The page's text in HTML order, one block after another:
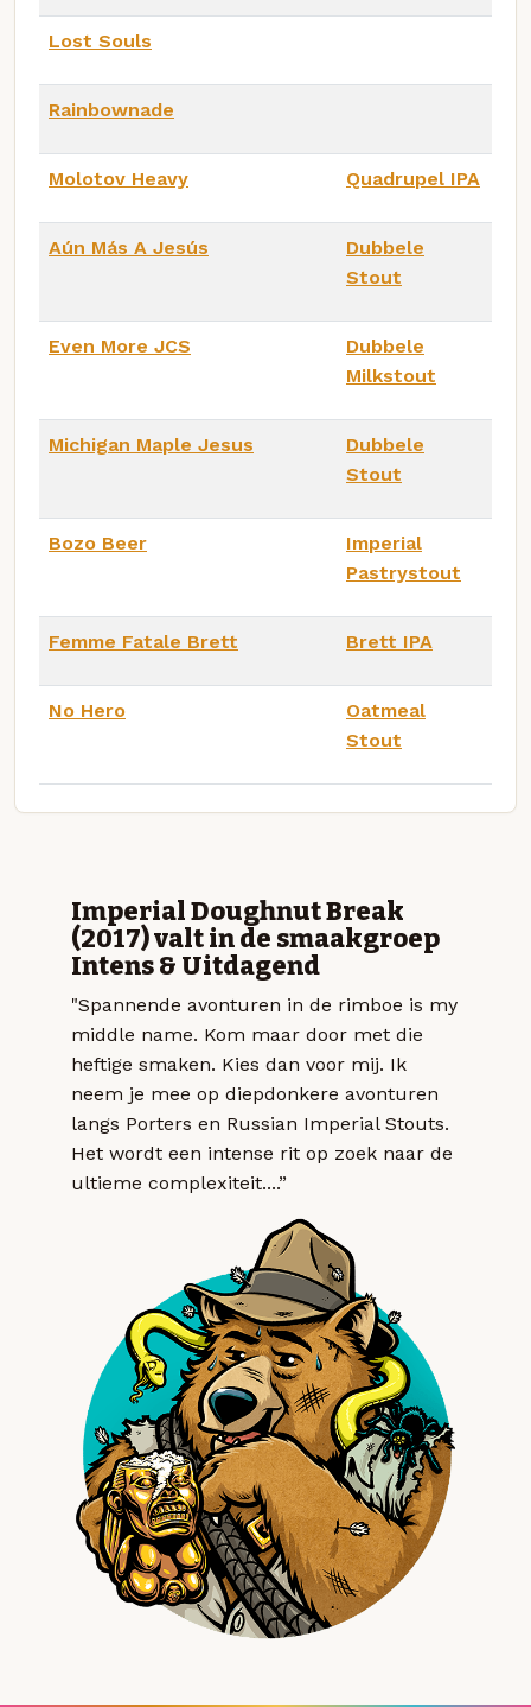
Lost Souls
Rainbownade
Molotov Heavy Quadrupel IPA
Aún Más A Jesús
Dubbele
Stout
Even More JCS
Dubbele
Milkstout
Michigan Maple Jesus
Dubbele
Stout
Bozo Beer
Imperial
Pastrystout
Femme Fatale Brett Brett IPA
No Hero
Oatmeal
Stout
Imperial Doughnut Break
(2017) valt in de smaakgroep
Intens & Uitdagend
"Spannende avonturen in de rimboe is my
middle name. Kom maar door met die
heftige smaken. Kies dan voor mij. Ik
neem je mee op diepdonkere avonturen
langs Porters en Russian Imperial Stouts.
Het wordt een intense rit op zoek naar de
ultieme complexiteit....”